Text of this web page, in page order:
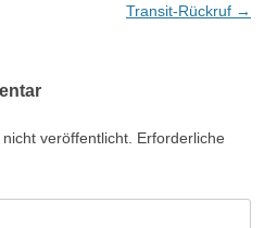
Transit-Rückruf →
veröffentlicht. Erforderliche